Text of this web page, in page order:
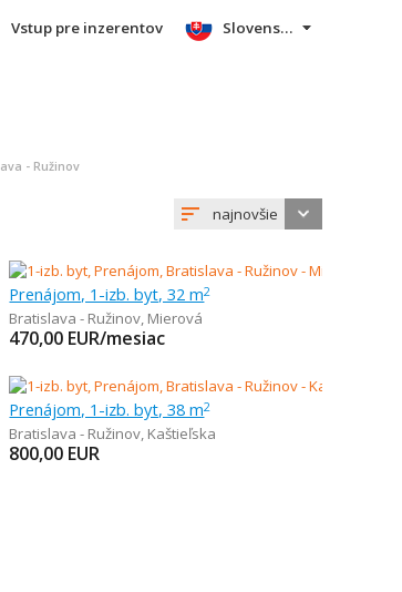
Vstup pre inzerentov Slovensky
- Ružinov
najnovšie
Prenájom, 1-izb. byt, 32 m2
Bratislava - Ružinov, Mierová
470,00 EUR/mesiac
Prenájom, 1-izb. byt, 38 m2
Bratislava - Ružinov, Kaštieľska
800,00 EUR